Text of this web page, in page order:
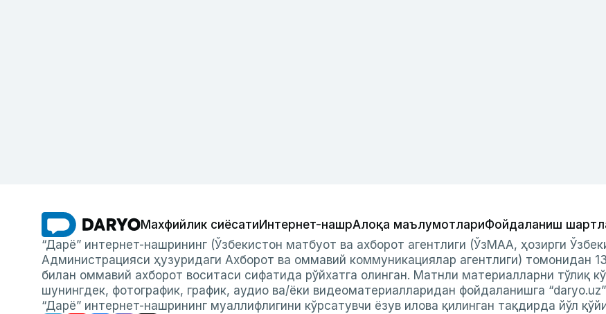
Махфийлик сиёсатиИнтернет-нашрАлоқа маълумотлариФойдаланиш
“Дарё” интернет-нашрининг (Ўзбекистон матбуот ва ахборот агентлиги (ЎзМАА, ҳозирги
Администрацияси ҳузуридаги Ахборот ва оммавий коммуникациялар агентлиги) томонидан
билан оммавий ахборот воситаси сифатида рўйхатга олинган. Матнли материалларни тўлиқ
шунингдек, фотографик, график, аудио ва/ёки видеоматериалларидан фойдаланишга
“Дарё” интернет-нашрининг муаллифлигини кўрсатувчи ёзув илова қилинган тақдирда йўл